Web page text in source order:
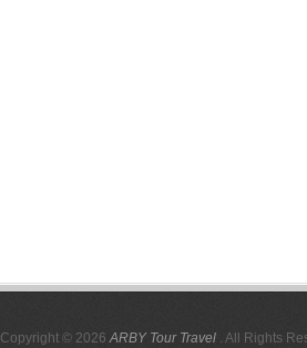
Copyright © 2026ARBY Tour Travel . All Rights